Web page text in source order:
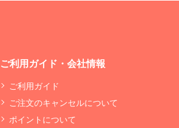
ご利用ガイド・会社情報
ご利用ガイド
ご注文のキャンセルについて
ポイントについて